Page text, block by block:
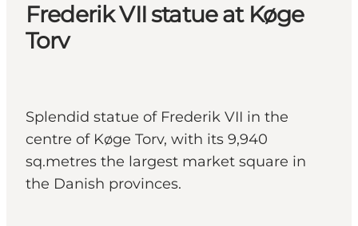
Frederik VII statue at Køge
Torv
Splendid statue of Frederik VII in the
centre of Køge Torv, with its 9,940
sq.metres the largest market square in
the Danish provinces.